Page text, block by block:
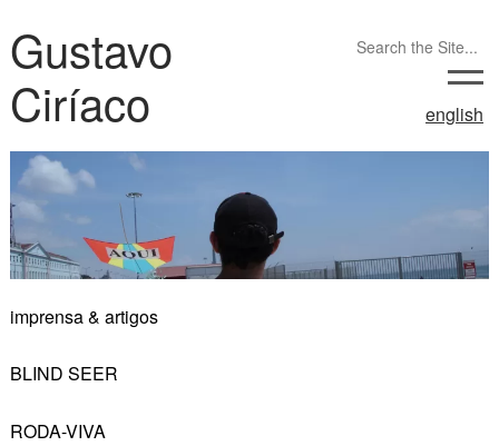
Gustavo
Ciríaco
english
imprensa & artigos
BLIND SEER
RODA-VIVA